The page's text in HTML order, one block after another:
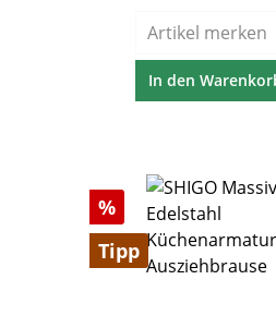
Artikel merken
In den
Rabatt
%
Tipp